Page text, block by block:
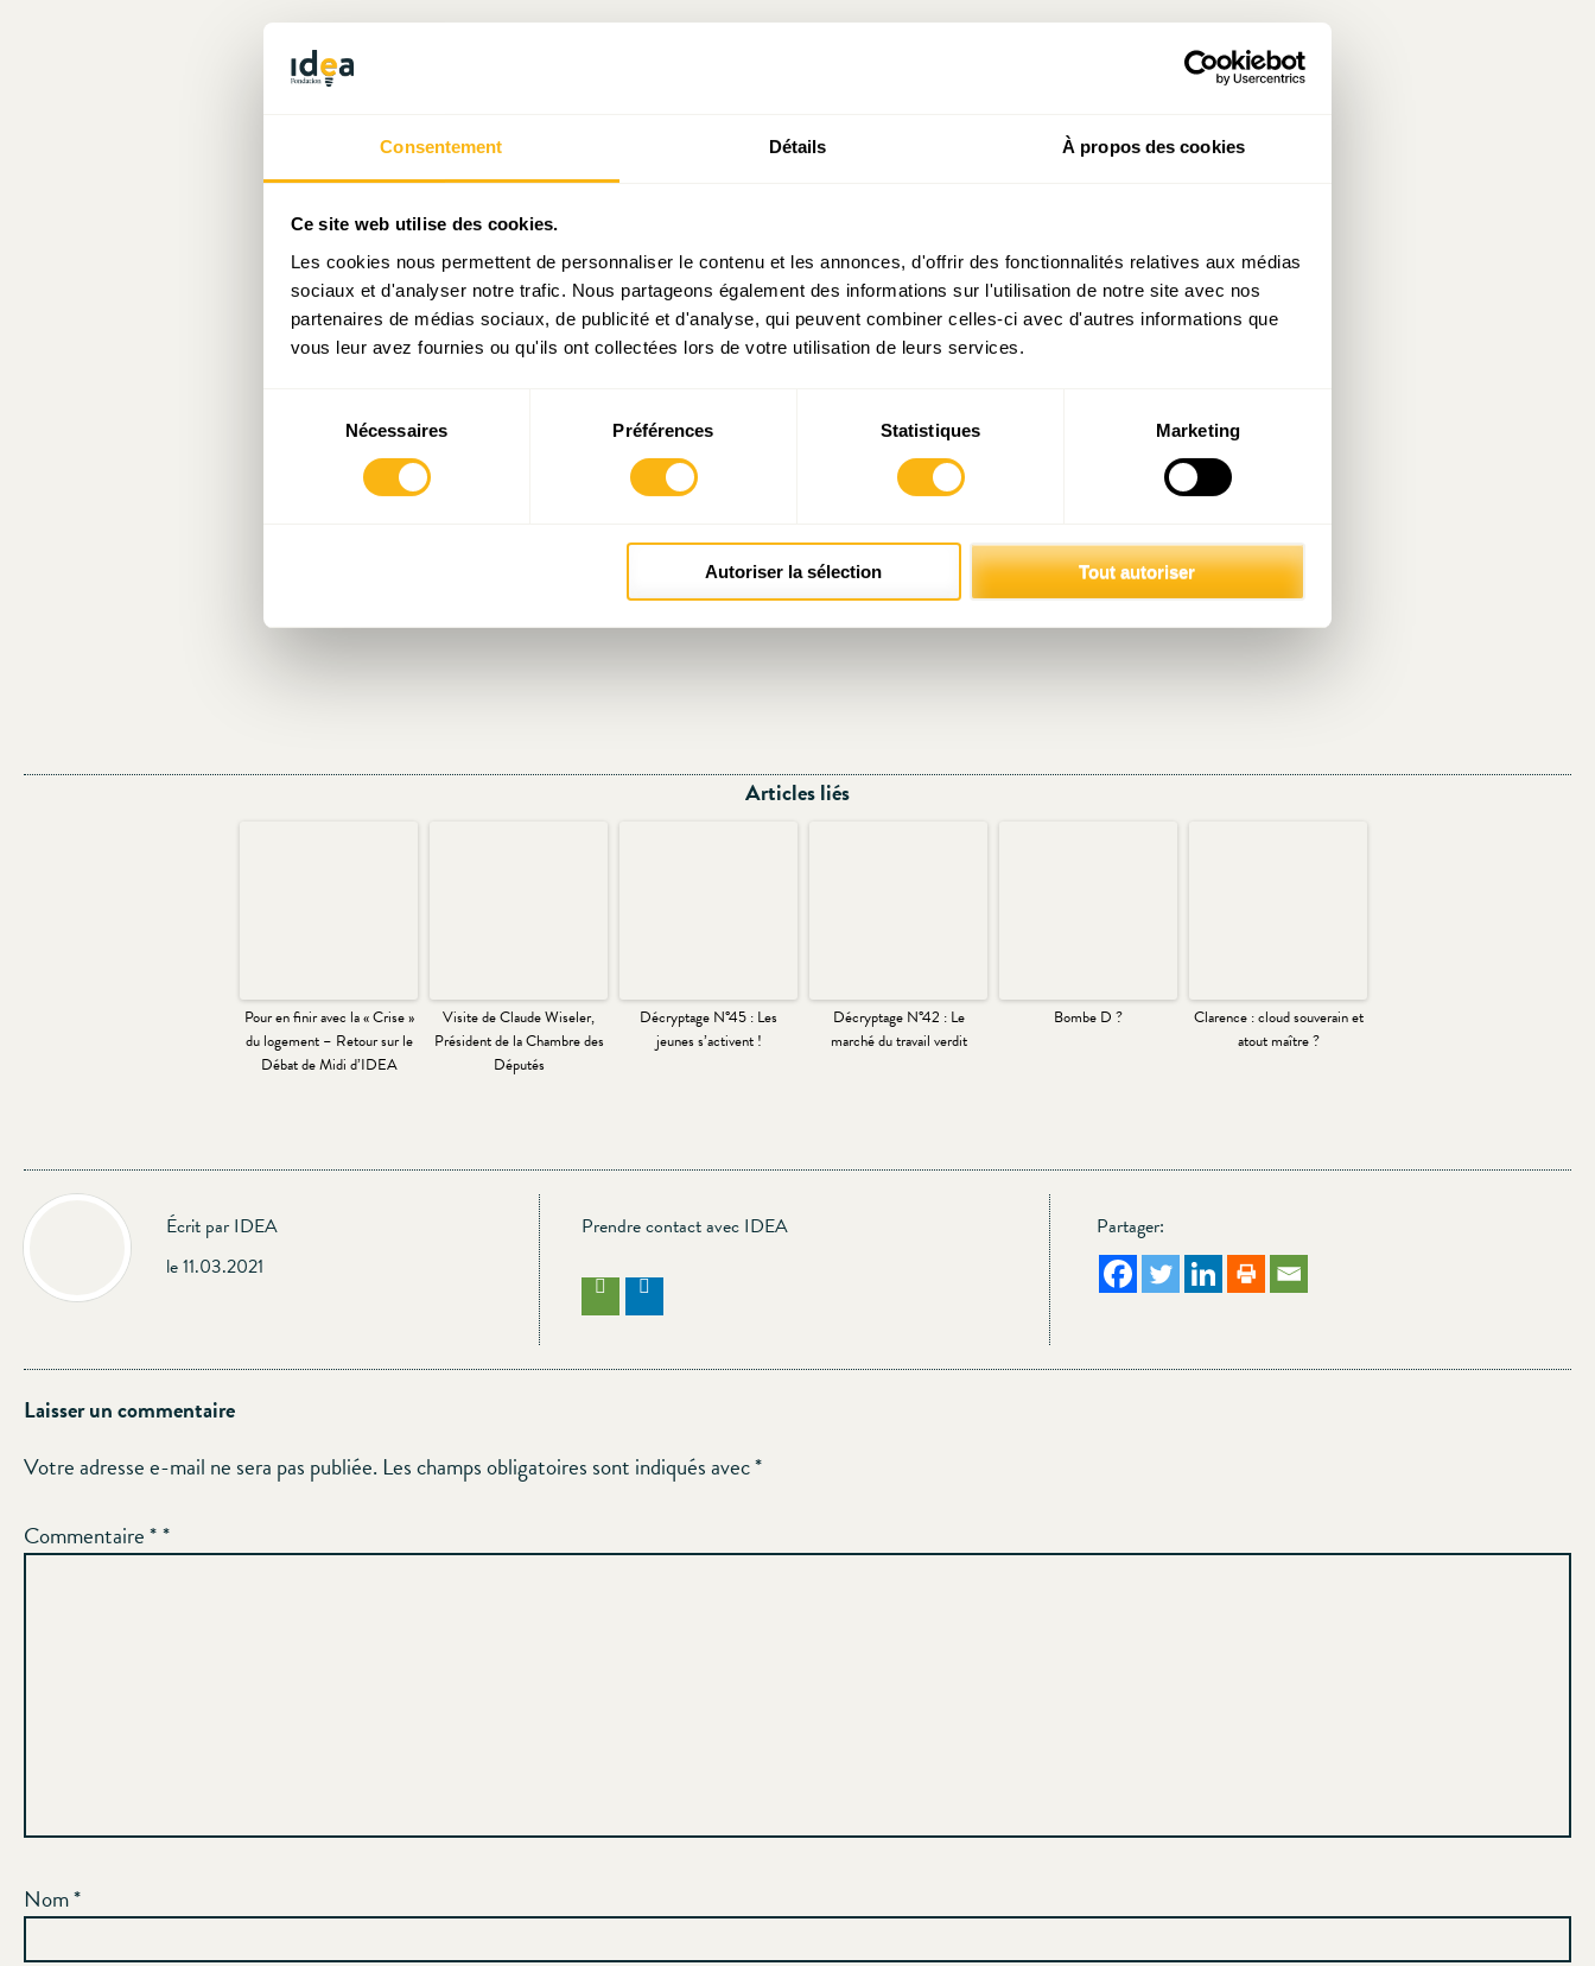
Consentement Détails À propos des cookies
Ce site web utilise des cookies.
Les cookies nous permettent de personnaliser le contenu et les annonces, d'offrir des fonctionnalités relatives aux médias
sociaux et d'analyser notre trafic. Nous partageons également des informations sur l'utilisation de notre site avec nos
partenaires de médias sociaux, de publicité et d'analyse, qui peuvent combiner celles-ci avec d'autres informations que
vous leur avez fournies ou qu'ils ont collectées lors de votre utilisation de leurs services.
consentement
Nécessaires Préférences Statistiques Marketing
Autoriser la sélection Tout autoriser
Retrouvez, ci-dessous, l’entièreté de l’événement :
Articles liés
Pour en finir avec la « Crise »
du logement – Retour sur le
Débat de Midi d’IDEA
Visite de Claude Wiseler,
Président de la Chambre des
Députés
Décryptage N°45 : Les
jeunes s’activent !
Décryptage N°42 : Le
marché du travail verdit
Bombe D ?
Clarence : cloud souverain et
atout maître ?
Écrit par IDEA
le 11.03.2021
Prendre contact avec IDEA Partager:
Laisser un commentaire
Votre adresse e-mail ne sera pas publiée. Les champs obligatoires sont indiqués avec*
Commentaire*
Nom*